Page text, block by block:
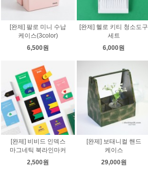
[완제] 팔로 미니 수납
케이스(3color)
6,500원
[완제] 헬로 키티 청소도구
세트
6,000원
[완제] 비비드 인덱스
마그네틱 북라인마커
2,500원
[완제] 보태니컬 핸드
케이스
29,000원